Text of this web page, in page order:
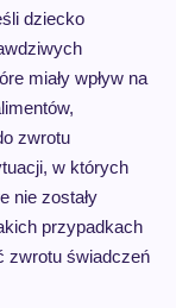
dziecko
miały wpływ na
zwrotu
w których
nie zostały
przypadkach
zwrotu świadczeń